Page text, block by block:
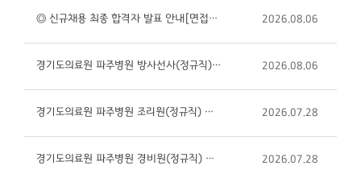
◎ 신규채용 최종 합격자 발표 안내[면접일자 : 2026년 8월 4일] 2026.08.06
경기도의료원 파주병원 방사선사(정규직) 채용 공고 (제2026-34호) 2026.08.06
경기도의료원 파주병원 조리원(정규직) 채용 공고 (제2026-33호) 2026.07.28
경기도의료원 파주병원 경비원(정규직) 채용 공고 (제2026-32호) 2026.07.28